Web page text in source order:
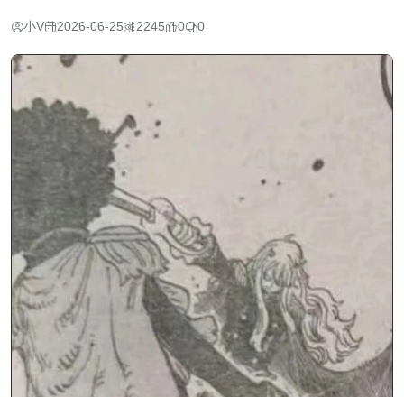
小V 2026-06-25 2245 0 0